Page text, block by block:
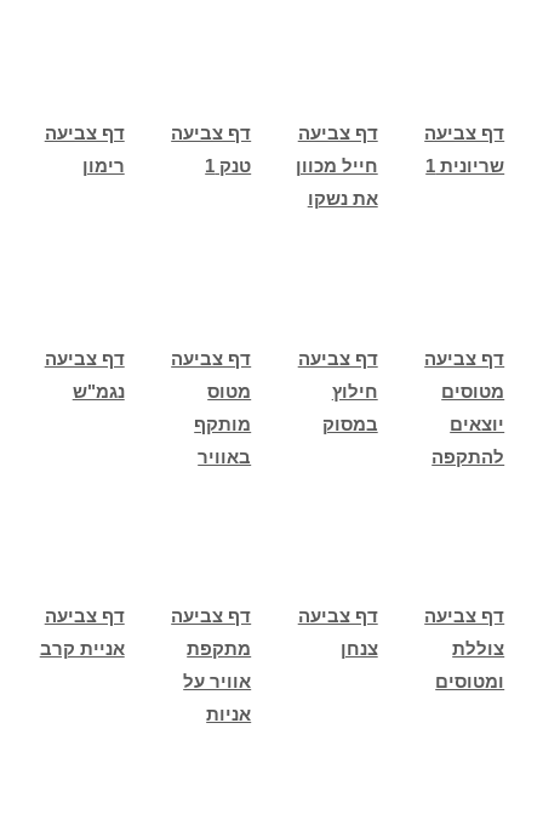
דף צביעה
רימון
דף צביעה
טנק 1
דף צביעה
חייל מכוון
את נשקו
דף צביעה
שריונית 1
דף צביעה
נגמ"ש
דף צביעה
מטוס
מותקף
באוויר
דף צביעה
חילוץ
במסוק
דף צביעה
מטוסים
יוצאים
להתקפה
דף צביעה
אניית קרב
דף צביעה
מתקפת
אוויר על
אניות
דף צביעה
צנחן
דף צביעה
צוללת
ומטוסים